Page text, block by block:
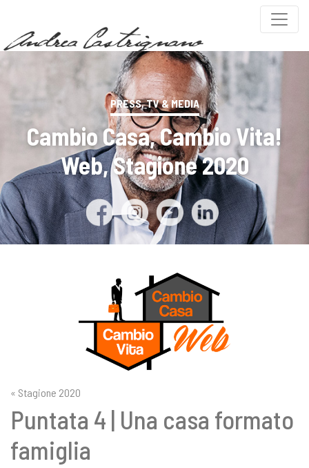
PRESS, TV & MEDIA
Cambio Casa, Cambio Vita!
Web, Stagione 2020
« Stagione 2020
Puntata 4 | Una casa formato
famiglia